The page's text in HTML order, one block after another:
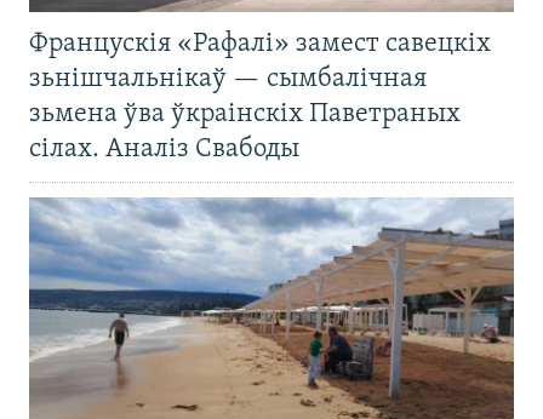
Францускія «Рафалі» замест савецкіх
зьнішчальнікаў — сымбалічная
зьмена ўва ўкраінскіх Паветраных
сілах. Аналіз Свабоды